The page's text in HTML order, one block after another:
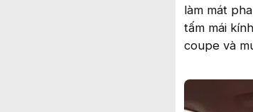
làm mát
tấm mái
coupe và